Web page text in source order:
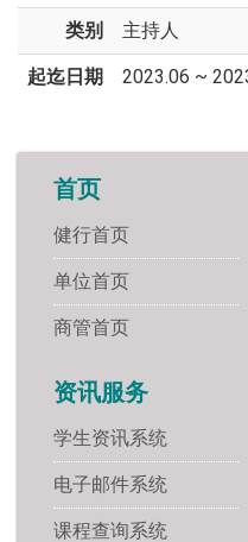
类别 主持人
起迄日期 2023.06 ~
首页
健行首页
单位首页
商管首页
资讯服务
学生资讯系统
电子邮件系统
课程查询系统